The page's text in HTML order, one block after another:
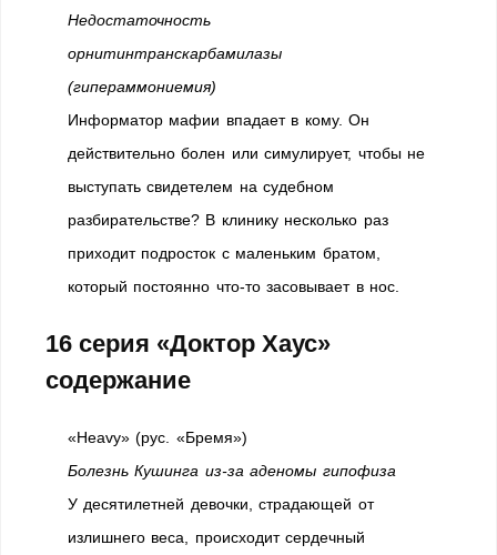
Недостаточность
орнитинтранскарбамилазы
(гипераммониемия)
Информатор мафии впадает в кому. Он
действительно болен или симулирует, чтобы не
выступать свидетелем на судебном
разбирательстве? В клинику несколько раз
приходит подросток с маленьким братом,
который постоянно что-то засовывает в нос.
16 серия «Доктор Хаус»
содержание
«Heavy» (рус. «Бремя»)
Болезнь Кушинга из-за аденомы гипофиза
У десятилетней девочки, страдающей от
излишнего веса, происходит сердечный